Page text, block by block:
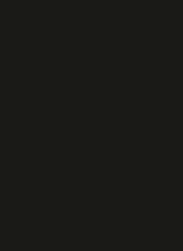
como. Mas falei
para combater essa
– afirmou Marcelo
do Botafogo.